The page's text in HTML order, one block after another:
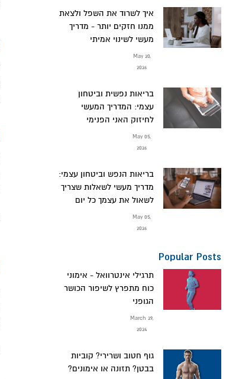
איך לשרוד את השפל ולצאת
ממנו חזקים יותר - מדריך
מעשי לשינוי אמיתי
May 20,
2026
בריאות נפשית וביטחון
עצמי: המדריך המעשי
לחיזוק האני הפנימי
May 05,
2026
בריאות הנפש וביטחון עצמי:
מדריך מעשי לשאלות שצריך
לשאול את עצמך כל יום
May 05,
2026
Popular Posts
תרגילי אינטרוואל - אימוני
כוח מתפרץ לשיפור הכושר
הגופני
March 29,
2024
גוף חטוב ושרירי? קוביות
בבטן? תזונה או אימונים?